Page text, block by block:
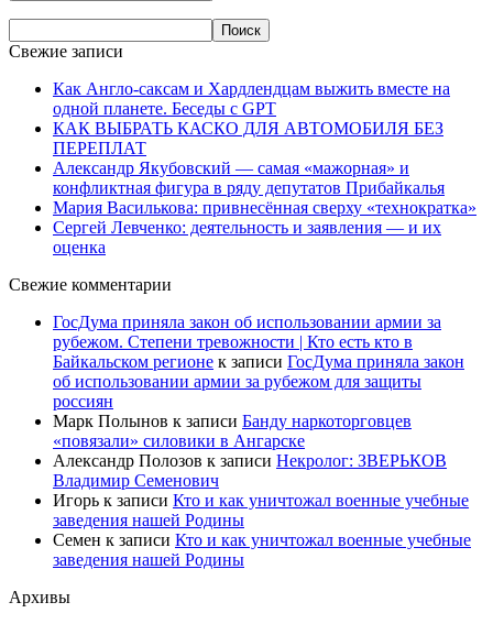
Свежие записи
Как Англо-саксам и Хардлендцам выжить вместе на
одной планете. Беседы с GPT
КАК ВЫБРАТЬ КАСКО ДЛЯ АВТОМОБИЛЯ БЕЗ
ПЕРЕПЛАТ
Александр Якубовский — самая «мажорная» и
конфликтная фигура в ряду депутатов Прибайкалья
Мария Василькова: привнесённая сверху «технократка»
Сергей Левченко: деятельность и заявления — и их
оценка
Свежие комментарии
ГосДума приняла закон об использовании армии за
рубежом. Степени тревожности | Кто есть кто в
Байкальском регионе к записи ГосДума приняла закон
об использовании армии за рубежом для защиты
россиян
Марк Полынов к записи Банду наркоторговцев
«повязали» силовики в Ангарске
Александр Полозов к записи Некролог: ЗВЕРЬКОВ
Владимир Семенович
Игорь к записи Кто и как уничтожал военные учебные
заведения нашей Родины
Семен к записи Кто и как уничтожал военные учебные
заведения нашей Родины
Архивы